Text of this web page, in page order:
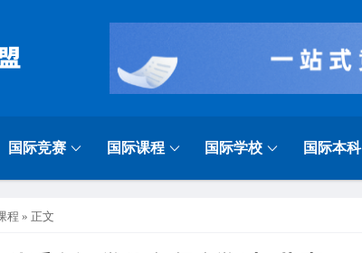
国际竞赛 国际课程 国际学校 国际本科
程 » 正文